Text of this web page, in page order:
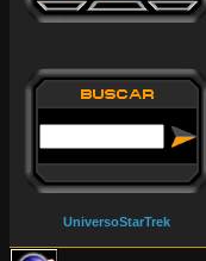
UniversoStarTrek